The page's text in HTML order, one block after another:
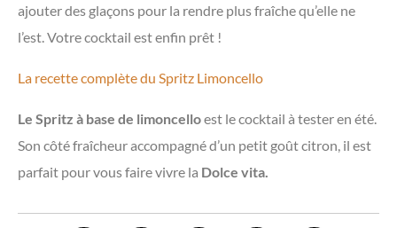
ajouter des glaçons pour la rendre plus fraîche qu’elle ne
l’est. Votre cocktail est enfin prêt !
La recette complète du Spritz Limoncello
Le Spritz à base de limoncelloest le cocktail à tester en été.
Son côté fraîcheur accompagné d’un petit goût citron, il est
parfait pour vous faire vivre la Dolce vita.